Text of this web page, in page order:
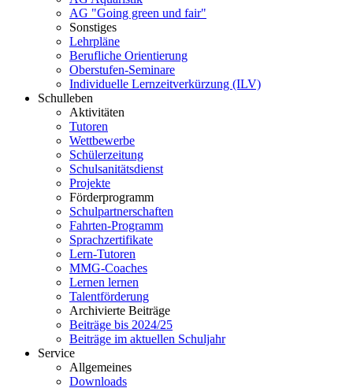
AG "Going green und fair"
Sonstiges
Lehrpläne
Berufliche Orientierung
Oberstufen-Seminare
Individuelle Lernzeitverkürzung (ILV)
Schulleben
Aktivitäten
Tutoren
Wettbewerbe
Schülerzeitung
Schulsanitätsdienst
Projekte
Förderprogramm
Schulpartnerschaften
Fahrten-Programm
Sprachzertifikate
Lern-Tutoren
MMG-Coaches
Lernen lernen
Talentförderung
Archivierte Beiträge
Beiträge bis 2024/25
Beiträge im aktuellen Schuljahr
Service
Allgemeines
Downloads